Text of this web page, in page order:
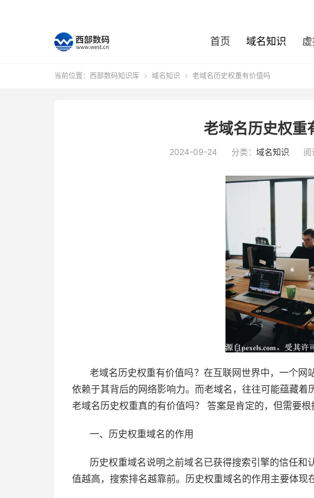
首页 域名知识
当前位置： 西部数码知识库  域名知识  老域名历史权重有价值吗
老域名历史权重
2024-09-24 分类： 域名知识
老域名历史权重有价值吗？在互联网世界中，一个网
依赖于其背后的网络影响力。而老域名，往往可能蕴藏着
老域名历史权重真的有价值吗？ 答案是肯定的，但需要根
一、历史权重域名的作用
历史权重域名说明之前域名已获得搜索引擎的信任和
值越高，搜索排名越靠前。历史权重域名的作用主要体现